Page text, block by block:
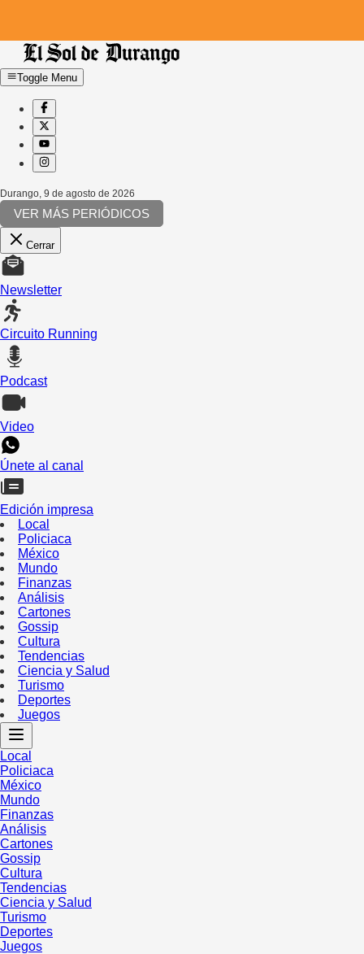
Toggle Menu
Durango 9 de agosto de 2026
VER MÁS PERIÓDICOS
Cerrar
Newsletter
Circuito Running
Podcast
Video
Únete al canal
Edición impresa
Local
Policiaca
México
Mundo
Finanzas
Análisis
Cartones
Gossip
Cultura
Tendencias
Ciencia y Salud
Turismo
Deportes
Juegos
Local
Policiaca
México
Mundo
Finanzas
Análisis
Cartones
Gossip
Cultura
Tendencias
Ciencia y Salud
Turismo
Deportes
Juegos